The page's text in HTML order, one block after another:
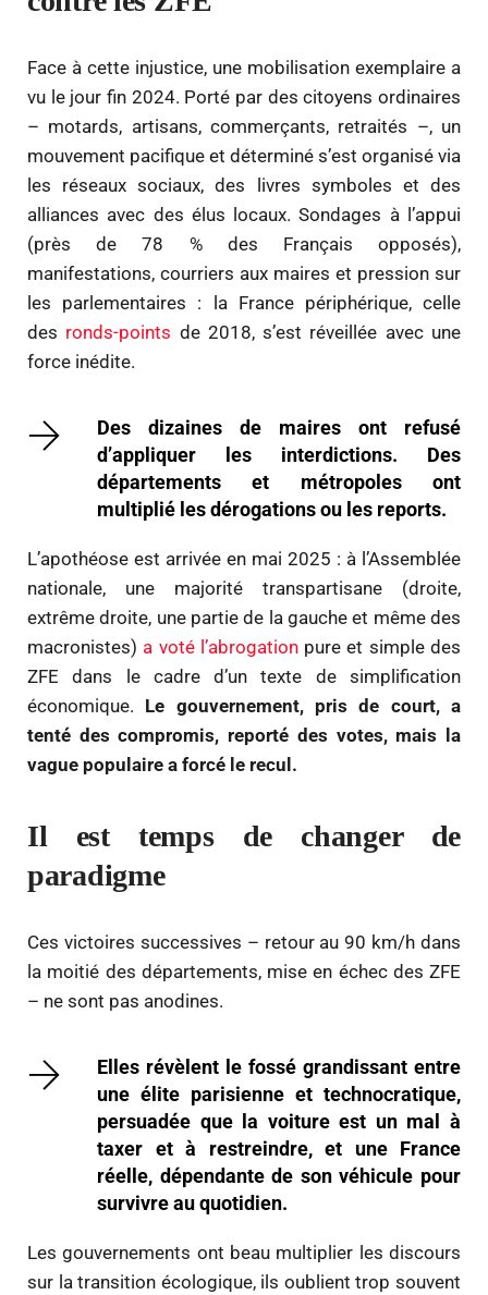
Face à cette injustice, une mobilisation exemplaire a
vu le jour fin 2024. Porté par des citoyens ordinaires
– motards, artisans, commerçants, retraités –, un
mouvement pacifique et déterminé s’est organisé via
les réseaux sociaux, des livres symboles et des
alliances avec des élus locaux. Sondages à l’appui
(près de 78 % des Français opposés),
manifestations, courriers aux maires et pression sur
les parlementaires : la France périphérique, celle
des ronds-points de 2018, s’est réveillée avec une
force inédite.
Des dizaines de maires ont refusé
d’appliquer les interdictions. Des
départements et métropoles ont
multiplié les dérogations ou les reports.
L’apothéose est arrivée en mai 2025 : à l’Assemblée
nationale, une majorité transpartisane (droite,
extrême droite, une partie de la gauche et même des
macronistes) a voté l’abrogationpure et simple des
ZFE dans le cadre d’un texte de simplification
économique. Le gouvernement, pris de court, a
tenté des compromis, reporté des votes, mais la
vague populaire a forcé le recul.
Il est temps de changer de
paradigme
Ces victoires successives – retour au 90 km/h dans
la moitié des départements, mise en échec des ZFE
– ne sont pas anodines.
Elles révèlent le fossé grandissant entre
une élite parisienne et technocratique,
persuadée que la voiture est un mal à
taxer et à restreindre, et une France
réelle, dépendante de son véhicule pour
survivre au quotidien.
Les gouvernements ont beau multiplier les discours
sur la transition écologique, ils oublient trop souvent